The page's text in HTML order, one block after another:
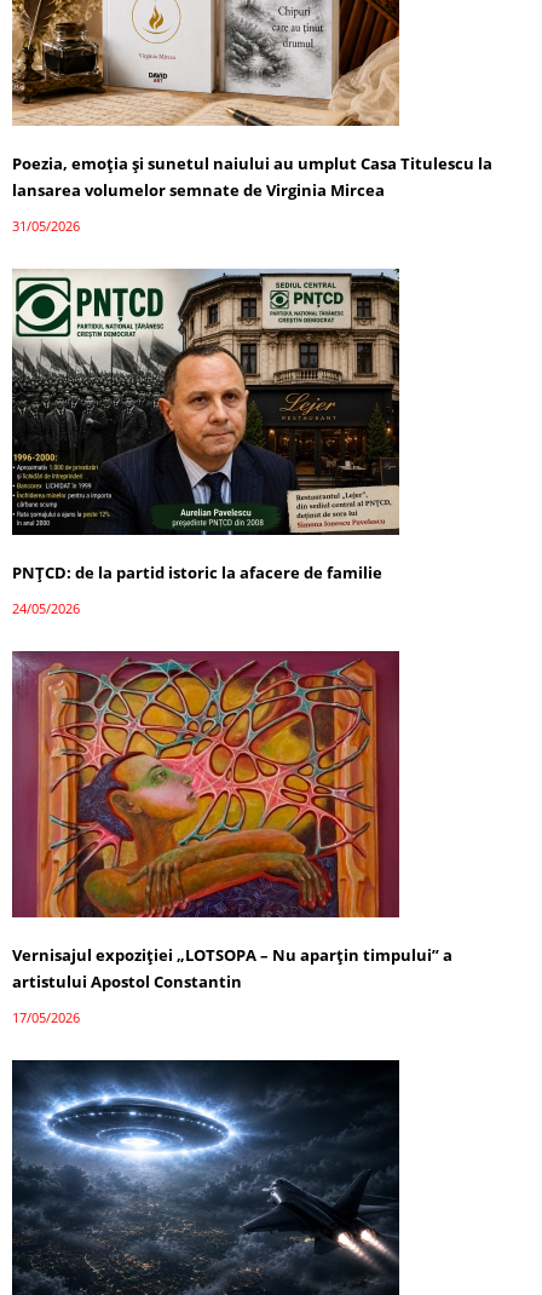
Poezia, emoția și sunetul naiului au umplut Casa Titulescu la
lansarea volumelor semnate de Virginia Mircea
31/05/2026
PNȚCD: de la partid istoric la afacere de familie
24/05/2026
Vernisajul expoziției „LOTSOPA – Nu aparțin timpului” a
artistului Apostol Constantin
17/05/2026